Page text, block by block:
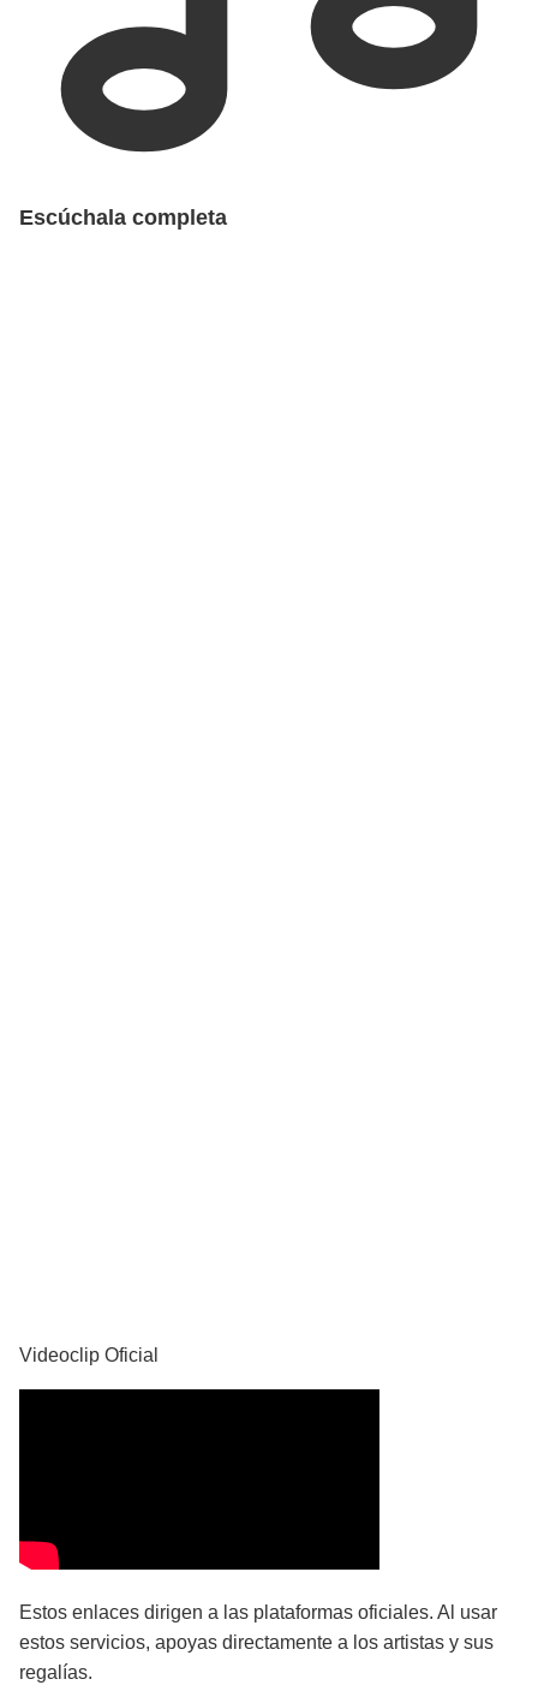
Escúchala completa
Videoclip Oficial
Estos enlaces dirigen a las plataformas oficiales. Al usar
estos servicios, apoyas directamente a los artistas y sus
regalías.